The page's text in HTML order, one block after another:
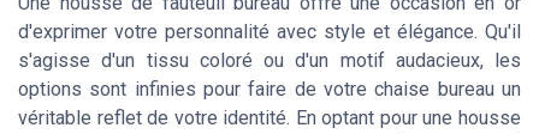
d'exprimer votre personnalité avec style et élégance. Qu'il
s'agisse d'un tissu coloré ou d'un motif audacieux, les
options sont infinies pour faire de votre chaise bureau un
véritable reflet de votre identité. En optant pour une housse